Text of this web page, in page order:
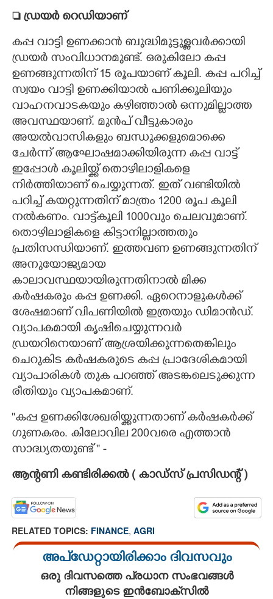
 ഡ്രയർ റെഡിയാണ്
കപ്പ വാട്ടി ഉണക്കാൻ ബുദ്ധിമുട്ടുള്ളവർക്കായി
ഡ്രയർ സംവിധാനമുണ്ട്. ഒരുകിലോ കപ്പ
ഉണങ്ങുന്നതിന് 15 രൂപയാണ് കൂലി. കപ്പ പറിച്ച്
സ്വയം വാട്ടി ഉണക്കിയാൽ പണിക്കൂലിയും
വാഹനവാടകയും കഴിഞ്ഞാൽ ഒന്നുമില്ലാത്ത
അവസ്ഥയാണ്. മുൻപ് വീട്ടുകാരും
അയൽവാസികളും ബന്ധുക്കളുമൊക്കെ
ചേർന്ന് ആഘോഷമാക്കിയിരുന്ന കപ്പ വാട്ട്
ഇപ്പോൾ കൂലിയ്ക്ക് തൊഴിലാളികളെ
നിർത്തിയാണ് ചെയ്യുന്നത്. ഇത് വണ്ടിയിൽ
പറിച്ച് കയറ്റുന്നതിന് മാത്രം 1200 രൂപ കൂലി
നൽകണം. വാട്ട്കൂലി 1000വും ചെലവുമാണ്.
തൊഴിലാളികളെ കിട്ടാനില്ലാത്തതും
പ്രതിസന്ധിയാണ്. ഇത്തവണ ഉണങ്ങുന്നതിന്
അനുയോജ്യമായ
കാലാവസ്ഥയായിരുന്നതിനാൽ മിക്ക
കർഷകരും കപ്പ ഉണക്കി. ഏറെനാളുകൾക്ക്
ശേഷമാണ് വിപണിയിൽ ഇത്രയും ഡിമാൻഡ്.
വ്യാപകമായി കൃഷിചെയ്യുന്നവർ
ഡ്രയറിനെയാണ് ആശ്രയിക്കുന്നതെങ്കിലും
ചെറുകിട കർഷകരുടെ കപ്പ പ്രാദേശികമായി
വ്യാപാരികൾ തുക പറഞ്ഞ് അടങ്കലെടുക്കുന്ന
രീതിയും വ്യാപകമാണ്.
''കപ്പ ഉണക്കിശേഖരിയ്ക്കുന്നതാണ് കർഷകർക്ക്
ഗുണകരം. കിലോവില 200വരെ എത്താൻ
സാദ്ധ്യതയുണ്ട് '' -
ആന്റണി കണ്ടിരിക്കൽ ( കാഡ്സ് പ്രസിഡന്റ് )
RELATED TOPICS: FINANCE, AGRI
അപ്ഡേറ്റായിരിക്കാം ദിവസവും
ഒരു ദിവസത്തെ പ്രധാന സംഭവങ്ങൾ
നിങ്ങളുടെ ഇൻബോക്സിൽ